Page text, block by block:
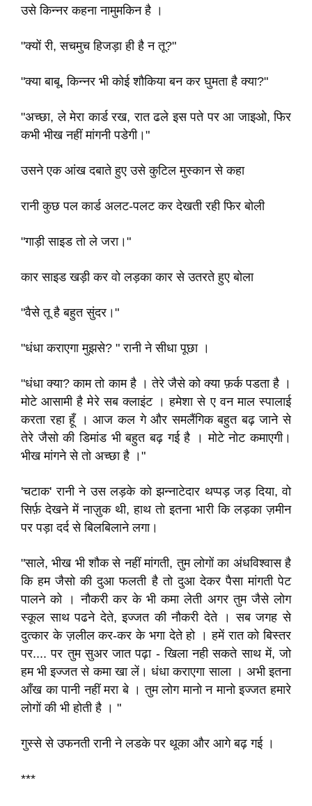
उसे किन्नर कहना नामुमकिन है ।
"क्यों री, सचमुच हिजड़ा ही है न तू?"
"क्या बाबू, किन्नर भी कोई शौकिया बन कर घुमता है क्या?"
"अच्छा, ले मेरा कार्ड रख, रात ढले इस पते पर आ जाइओ, फिर
कभी भीख नहीं मांगनी पडेगी।"
उसने एक आंख दबाते हुए उसे कुटिल मुस्कान से कहा
रानी कुछ पल कार्ड अलट-पलट कर देखती रही फिर बोली
"गाड़ी साइड तो ले जरा।"
कार साइड खड़ी कर वो लड़का कार से उतरते हुए बोला
"वैसे तू है बहुत सुंदर।"
"धंधा कराएगा मुझसे? " रानी ने सीधा पूछा ।
"धंधा क्या? काम तो काम है । तेरे जैसे को क्या फ़र्क पडता है ।
मोटे आसामी है मेरे सब क्लाइंट । हमेशा से ए वन माल स्पालाई
करता रहा हूँ । आज कल गे और समलैंगिक बहुत बढ़ जाने से
तेरे जैसो की डिमांड भी बहुत बढ़ गई है । मोटे नोट कमाएगी।
भीख मांगने से तो अच्छा है ।"
'चटाक' रानी ने उस लड़के को झन्नाटेदार थप्पड़ जड़ दिया, वो
सिर्फ़ देखने में नाज़ुक थी, हाथ तो इतना भारी कि लड़का ज़मीन
पर पड़ा दर्द से बिलबिलाने लगा।
"साले, भीख भी शौक से नहीं मांगती, तुम लोगों का अंधविश्वास है
कि हम जैसो की दुआ फलती है तो दुआ देकर पैसा मांगती पेट
पालने को । नौकरी कर के भी कमा लेती अगर तुम जैसे लोग
स्कूल साथ पढने देते, इज्जत की नौकरी देते । सब जगह से
दुत्कार के ज़लील कर-कर के भगा देते हो । हमें रात को बिस्तर
पर.... पर तुम सुअर जात पढ़ा - खिला नही सकते साथ में, जो
हम भी इज्जत से कमा खा लें। धंधा कराएगा साला । अभी इतना
आँख का पानी नहीं मरा बे । तुम लोग मानो न मानो इज्जत हमारे
लोगों की भी होती है । "
गुस्से से उफनती रानी ने लडके पर थूका और आगे बढ़ गई ।
***